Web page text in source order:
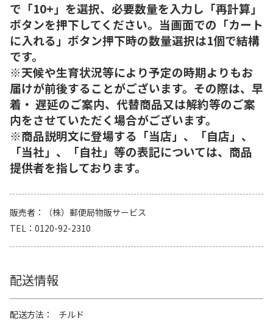
で「10+」を選択、必要数量を入力し「再計算」
ボタンを押下してください。当画面での「カート
に入れる」ボタン押下時の数量選択は1個で結構
です。
※天候や生育状況等により予定の時期よりもお
届けが前後することがございます。その際は、早
着・ 遅延のご案内、代替商品又は解約等のご案
内をさせていただく場合がございます。
※商品説明文に登場する「当店」、「自店」、
「当社」、「自社」等の表記については、商品
提供者を指しております。
販売者
（株）郵便局物販サービス
TEL
0120-92-2310
配送情報
配送方法
チルド